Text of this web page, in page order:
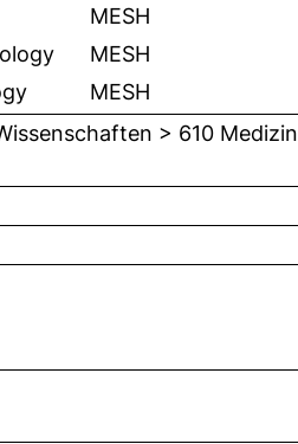
MESH
MESH
MESH
> 610 Medizin